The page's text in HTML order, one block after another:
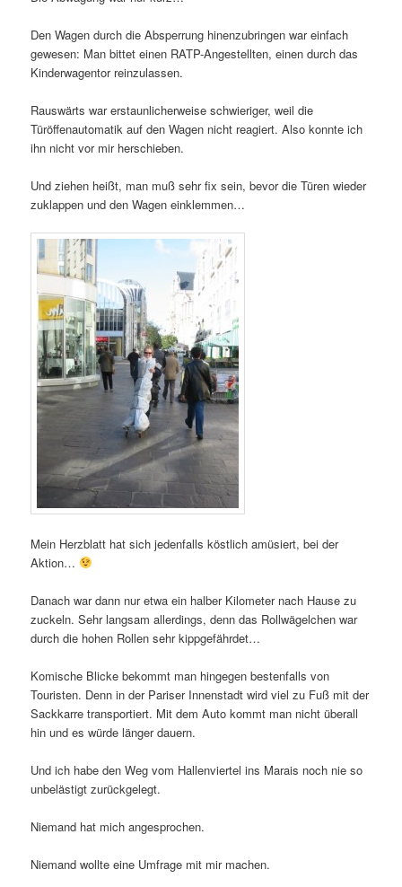
Den Wagen durch die Absperrung hinenzubringen war einfach
gewesen: Man bittet einen RATP-Angestellten, einen durch das
Kinderwagentor reinzulassen.
Rauswärts war erstaunlicherweise schwieriger, weil die
Türöffenautomatik auf den Wagen nicht reagiert. Also konnte ich
ihn nicht vor mir herschieben.
Und ziehen heißt, man muß sehr fix sein, bevor die Türen wieder
zuklappen und den Wagen einklemmen…
Mein Herzblatt hat sich jedenfalls köstlich amüsiert, bei der
Aktion…
Danach war dann nur etwa ein halber Kilometer nach Hause zu
zuckeln. Sehr langsam allerdings, denn das Rollwägelchen war
durch die hohen Rollen sehr kippgefährdet…
Komische Blicke bekommt man hingegen bestenfalls von
Touristen. Denn in der Pariser Innenstadt wird viel zu Fuß mit der
Sackkarre transportiert. Mit dem Auto kommt man nicht überall
hin und es würde länger dauern.
Und ich habe den Weg vom Hallenviertel ins Marais noch nie so
unbelästigt zurückgelegt.
Niemand hat mich angesprochen.
Niemand wollte eine Umfrage mit mir machen.